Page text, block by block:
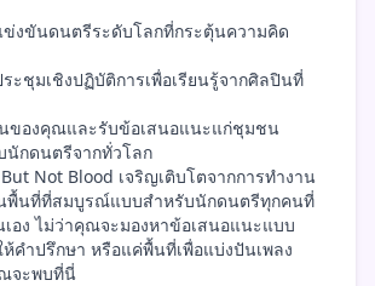
ข่งขันดนตรีระดับโลกที่กระตุ้นความคิด
ระชุมเชิงปฏิบัติการเพื่อเรียนรู้จากศิลปินที่
ของคุณและรับข้อเสนอแนะแก่ชุมชน
นักดนตรีจากทั่วโลก
Not Blood เจริญเติบโตจากการทำงาน
พื้นที่ที่สมบูรณ์แบบสำหรับนักดนตรีทุกคนที่
อง ไม่ว่าคุณจะมองหาข้อเสนอแนะแบบ
ห้คำปรึกษา หรือแค่พื้นที่เพื่อแบ่งปันเพลง
จะพบที่นี่